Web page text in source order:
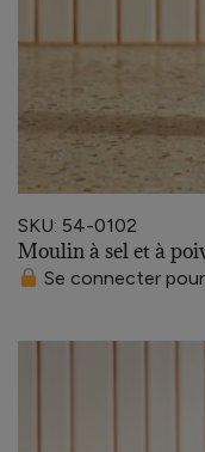
SKU: 54-0102
Moulin à sel et à
Se connecter